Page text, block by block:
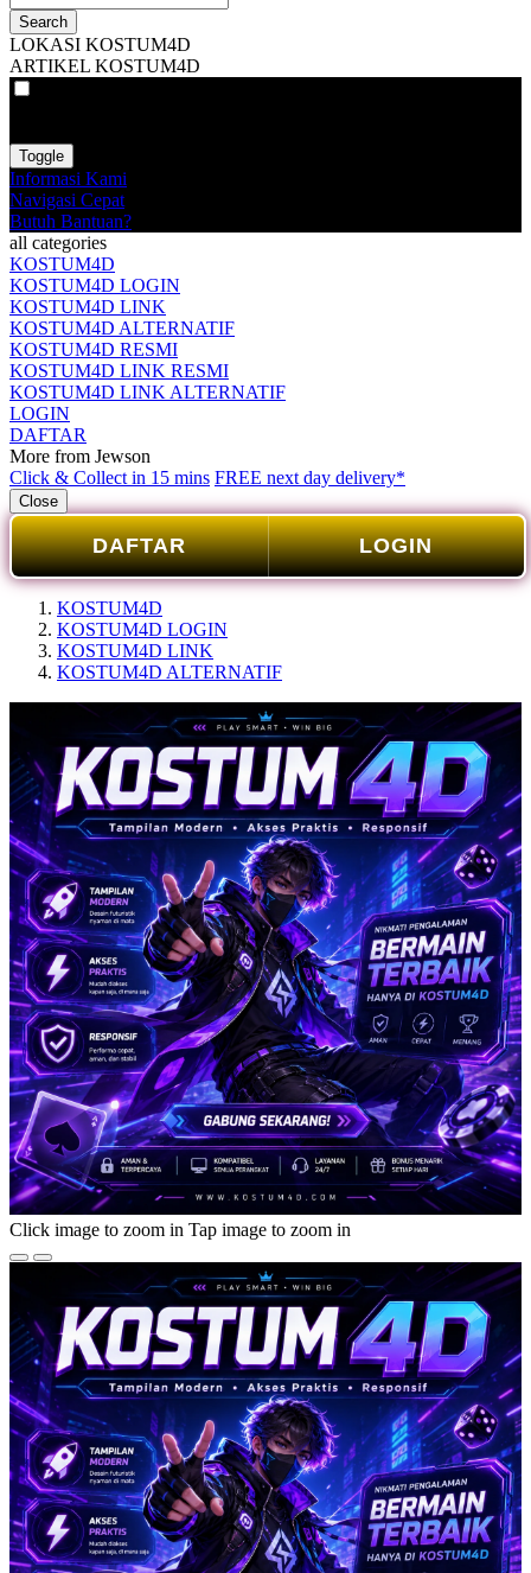
Search
LOKASI KOSTUM4D
ARTIKEL KOSTUM4D
Toggle
Informasi Kami
Navigasi Cepat
Butuh Bantuan?
all categories
KOSTUM4D
KOSTUM4D LOGIN
KOSTUM4D LINK
KOSTUM4D ALTERNATIF
KOSTUM4D RESMI
KOSTUM4D LINK RESMI
KOSTUM4D LINK ALTERNATIF
LOGIN
DAFTAR
More from Jewson
Click & Collect in 15 mins FREE next day delivery*
Close
DAFTAR LOGIN
KOSTUM4D
KOSTUM4D LOGIN
KOSTUM4D LINK
KOSTUM4D ALTERNATIF
Click image to zoom in Tap image to zoom in